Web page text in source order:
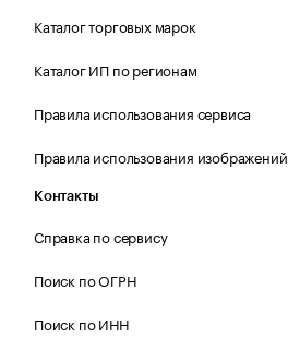
Каталог торговых марок
Каталог ИП по регионам
Правила использования сервиса
Правила использования изображений
Контакты
Справка по сервису
Поиск по ОГРН
Поиск по ИНН